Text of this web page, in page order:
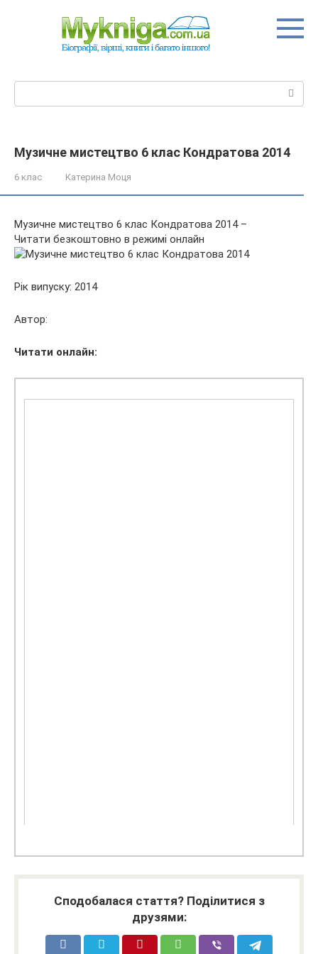
Музичне мистецтво 6 клас Кондратова 2014
6 клас Катерина Моця
Музичне мистецтво 6 клас Кондратова 2014 –
Читати безкоштовно в режимі онлайн
Рік випуску: 2014
Автор:
Читати онлайн:
Сподобалася стаття? Поділитися з
друзями: